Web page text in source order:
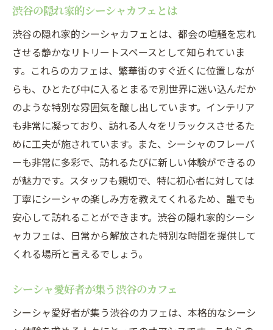
渋谷の隠れ家的シーシャカフェとは
渋谷の隠れ家的シーシャカフェとは、都会の喧騒を忘れ
させる静かなリトリートスペースとして知られていま
す。これらのカフェは、繁華街のすぐ近くに位置しなが
らも、ひとたび中に入るとまるで別世界に迷い込んだか
のような特別な雰囲気を醸し出しています。インテリア
も非常に凝っており、訪れる人々をリラックスさせるた
めに工夫が施されています。また、シーシャのフレーバ
ーも非常に多彩で、訪れるたびに新しい体験ができるの
が魅力です。スタッフも親切で、特に初心者に対しては
丁寧にシーシャの楽しみ方を教えてくれるため、誰でも
安心して訪れることができます。渋谷の隠れ家的シーシ
ャカフェは、日常から解放された特別な時間を提供して
くれる場所と言えるでしょう。
シーシャ愛好者が集う渋谷のカフェ
シーシャ愛好者が集う渋谷のカフェは、本格的なシーシ